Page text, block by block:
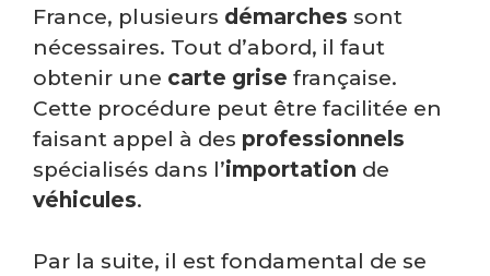
France, plusieurs démarches sont
nécessaires. Tout d’abord, il faut
obtenir une carte grise française.
Cette procédure peut être facilitée en
faisant appel à des professionnels
spécialisés dans l’importation de
véhicules.
Par la suite, il est fondamental de se